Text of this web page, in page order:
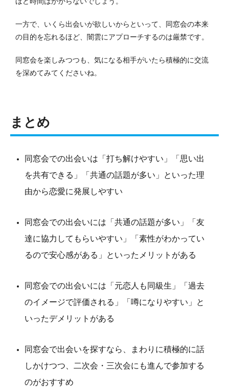
一方で、いくら出会いが欲しいからといって、同窓会の本来
の目的を忘れるほど、闇雲にアプローチするのは厳禁です。
同窓会を楽しみつつも、気になる相手がいたら積極的に交流
を深めてみてくださいね。
まとめ
同窓会での出会いは「打ち解けやすい」「思い出
を共有できる」「共通の話題が多い」といった理
由から恋愛に発展しやすい
同窓会での出会いには「共通の話題が多い」「友
達に協力してもらいやすい」「素性がわかってい
るので安心感がある」といったメリットがある
同窓会での出会いには「元恋人も同級生」「過去
のイメージで評価される」「噂になりやすい」と
いったデメリットがある
同窓会で出会いを探すなら、まわりに積極的に話
しかけつつ、二次会・三次会にも進んで参加する
のがおすすめ